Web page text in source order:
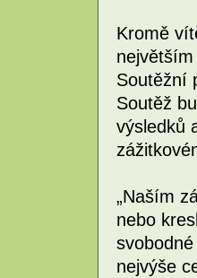
Kromě
Soutěžní
Soutěž
výsledků
„Naším
nebo
nejvýše